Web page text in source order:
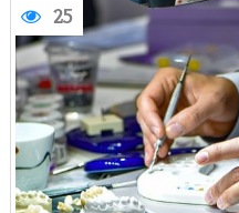
25